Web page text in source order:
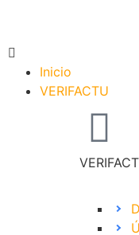
Inicio
VERIFACTU